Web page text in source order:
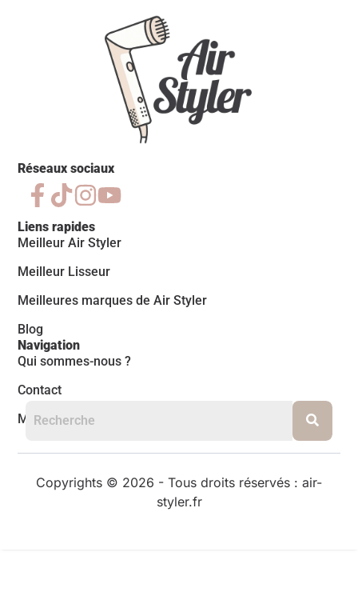
Réseaux sociaux
Liens rapides
Meilleur Air Styler
Meilleur Lisseur
Meilleures marques de Air Styler
Blog
Navigation
Qui sommes-nous ?
Contact
Mentions légales
Copyrights © 2026 - Tous droits réservés : air-
styler.fr